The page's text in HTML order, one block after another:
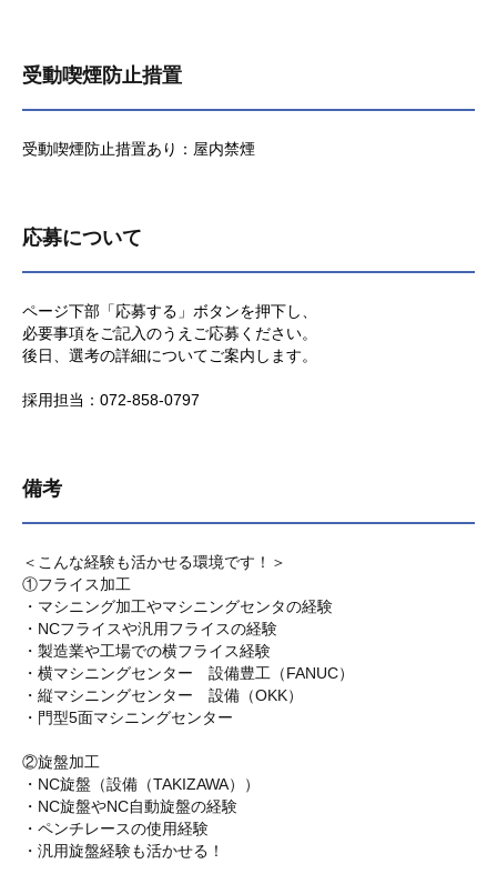
受動喫煙防止措置
受動喫煙防止措置あり：屋内禁煙
応募について
ページ下部「応募する」ボタンを押下し、
必要事項をご記入のうえご応募ください。
後日、選考の詳細についてご案内します。
採用担当：072-858-0797
備考
＜こんな経験も活かせる環境です！＞
①フライス加工
・マシニング加工やマシニングセンタの経験
・NCフライスや汎用フライスの経験
・製造業や工場での横フライス経験
・横マシニングセンター 設備豊工（FANUC）
・縦マシニングセンター 設備（OKK）
・門型5面マシニングセンター
②旋盤加工
・NC旋盤（設備（TAKIZAWA））
・NC旋盤やNC自動旋盤の経験
・ペンチレースの使用経験
・汎用旋盤経験も活かせる！